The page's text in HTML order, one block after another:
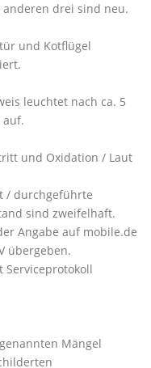
drei sind neu.
und Kotflügel
leuchtet nach ca. 5
auf.
und Oxidation / Laut
/ durchgeführte
sind zweifelhaft.
Angabe auf mobile.de
übergeben.
Serviceprotokoll
Mängel